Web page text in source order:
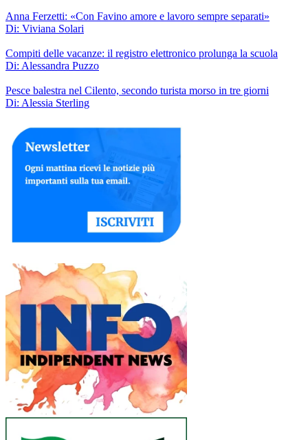
Anna Ferzetti: «Con Favino amore e lavoro sempre separati»
Di: Viviana Solari
Compiti delle vacanze: il registro elettronico prolunga la scuola
Di: Alessandra Puzzo
Pesce balestra nel Cilento, secondo turista morso in tre giorni
Di: Alessia Sterling